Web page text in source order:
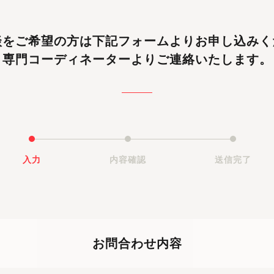
ご希望の方は下記フォームよりお申し込み
専門コーディネーターよりご連絡いたします。
入力 内容確認 送信完了
お問合わせ内容